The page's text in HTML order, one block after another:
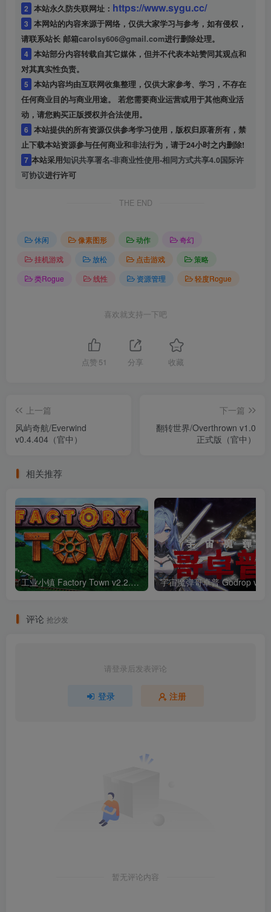
2 本站永久防失联网址： https://www.sygu.cc/
3 本网站的内容来源于网络，仅供大家学习与参考，如有侵权，
请联系站长 邮箱carolsy606@gmail.com进行删除处理。
4 本站部分内容转载自其它媒体，但并不代表本站赞同其观点和
对其真实性负责。
5
任何商业目的与商业用途。 若您需要商业运营或用于其他商业活
动，请您购买正版授权并合法使用。
6 本站提供的所有资源仅供参考学习使用，版权归原著所有，禁
止下载本站资源参与任何商业和非法行为，请于24小时之内删除!
7 本站采用知识共享署名-非商业性使用-相同方式共享4.0国际许
可协议进行许可
THE END
休闲 像素图形 动作
奇幻
挂机游戏
放松 点击游戏
策略
类Rogue
线性 资源管理 轻度Rogue
喜欢就支持一下吧
点赞 51 分享 收藏
上一篇
风屿奇航/Everwind
v0.4.404（官中）
下一篇
翻转世界/Overthrown v1.0
正式版（官中）
相关推荐
工业小镇 Factory Town v2.2.4a -（官中）
评论 抢沙发
请登录后发表评论
登录 注册
暂无评论内容